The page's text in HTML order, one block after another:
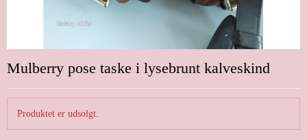
Mulberry pose taske i lysebrunt kalveskind
Produktet er udsolgt.